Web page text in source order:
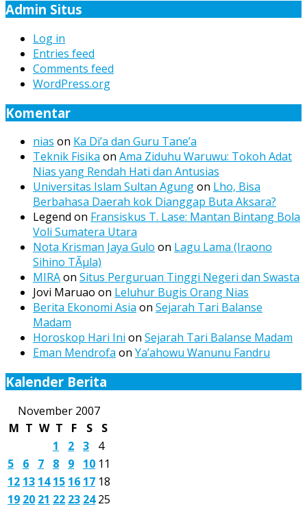
Admin Situs
Log in
Entries feed
Comments feed
WordPress.org
Komentar
nias on Ka Di’a dan Guru Tane’a
Teknik Fisika on Ama Ziduhu Waruwu: Tokoh Adat
Nias yang Rendah Hati dan Antusias
Universitas Islam Sultan Agungon Lho, Bisa
Berbahasa Daerah kok Dianggap Buta Aksara?
Legend on Fransiskus T. Lase: Mantan Bintang Bola
Voli Sumatera Utara
Nota Krisman Jaya Gulo on Lagu Lama (Iraono
Sihino TÃµla)
MIRAon Situs Perguruan Tinggi Negeri dan Swasta
Jovi Maruao on Leluhur Bugis Orang Nias
Berita Ekonomi Asia on Sejarah Tari Balanse
Madam
Horoskop Hari Ini on Sejarah Tari Balanse Madam
Eman Mendrofa on Ya’ahowu Wanunu Fandru
Kalender Berita
November 2007
M T W T F S
S
1
2 3
4
5
6 7 8 9 10 11
12 13 14 15 16 17 18
19 20 21 22 23 24 25